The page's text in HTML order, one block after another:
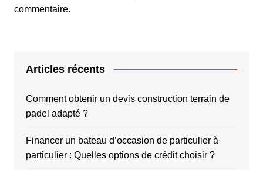
commentaire.
Articles récents
Comment obtenir un devis construction terrain de
padel adapté ?
Financer un bateau d’occasion de particulier à
particulier : Quelles options de crédit choisir ?